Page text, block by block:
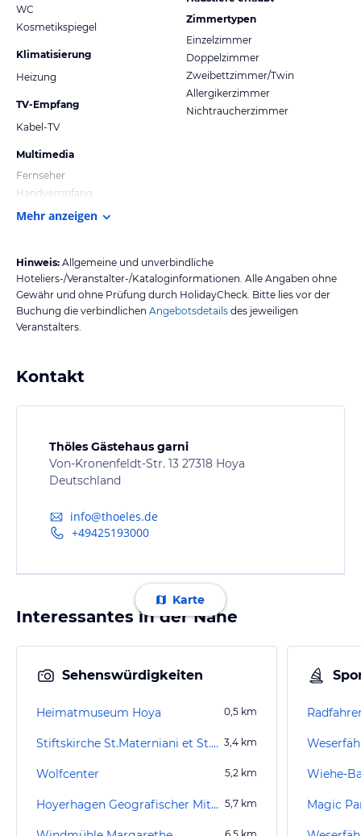
WC
Kosmetikspiegel
Klimatisierung
Heizung
TV-Empfang
Kabel-TV
Multimedia
Fernseher
Handyempfang
Zimmertypen
Einzelzimmer
Doppelzimmer
Zweibettzimmer/Twin
Allergikerzimmer
Nichtraucherzimmer
Mehr anzeigen
Hinweis: Allgemeine und unverbindliche
Hoteliers-/Veranstalter-/Kataloginformationen. Alle Angaben ohne
Gewähr und ohne Prüfung durch HolidayCheck. Bitte lies vor der
Buchung die verbindlichen Angebotsdetails des jeweiligen
Veranstalters.
Kontakt
Thöles Gästehaus garni
Von-Kronenfeldt-Str. 13 27318 Hoya
Deutschland
info@thoeles.de
+49425193000
Karte
Interessantes in der Nähe
Sehenswürdigkeiten
Heimatmuseum Hoya 0,5 km
Stiftskirche St.Materniani et St.Nicolai Bücken 3,4 km
Wolfcenter 5,2 km
Hoyerhagen Geografischer Mittelpunkt von Niedersachsen 5,7 km
Wiehe-
Magic